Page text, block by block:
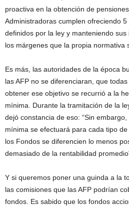
proactiva en la obtención de
Administradoras cumplen ofreciendo
definidos por la ley y manteniendo
los márgenes que la propia normativa
Es más, las autoridades de la época
las AFP no se diferenciaran, que
obtener ese objetivo se recurrió a la
mínima. Durante la tramitación de la
dejó constancia de eso: “Sin
mínima se efectuará para cada tipo
los Fondos se diferencien lo menos
demasiado de la rentabilidad
Y si queremos poner una guinda a la
las comisiones que las AFP podrían
fondos. Es sabido que los fondos